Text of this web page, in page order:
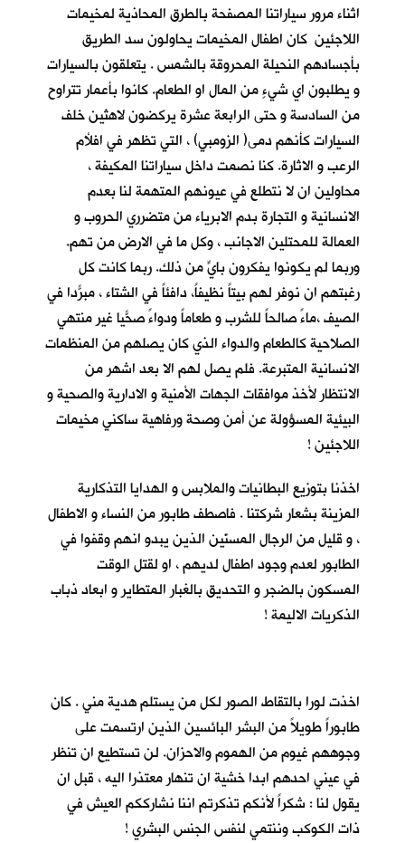
اثناء مرور سياراتنا المصفحة بالطرق المحاذية لمخيمات
اللاجئين كان اطفال المخيمات يحاولون سد الطريق
بأجسادهم النحيلة المحروقة بالشمس . يتعلقون بالسيارات
و يطلبون اي شيءٍ من المال او الطعام. كانوا بأعمار تتراوح
من السادسة و حتى الرابعة عشرة يركضون لاهثين خلف
السيارات كأنهم دمى( الزومبي) ، التي تظهر في افلأم
الرعب و الاثارة. كنا نصمت داخل سياراتنا المكيفة ،
محاولين ان لا نتطلع في عيونهم المتهمة لنا بعدم
الانسانية و التجارة بدم الابرياء من متضرري الحروب و
العمالة للمحتلين الاجانب ، وكل ما في الارض من تهم.
وربما لم يكونوا يفكرون بايٍّ من ذلك. ربما كانت كل
رغبتهم ان نوفر لهم بيتاً نظيفاً، دافئاً في الشتاء ، مبرّداً في
الصيف ،ماءً صالحاً للشرب و طعاماً ودواءً صحّياً غير منتهي
الصلاحية كالطعام والدواء الذي كان يصلهم من المنظمات
الانسانية المتبرعة. فلم يصل لهم الا بعد اشهر من
الانتظار لأخذ موافقات الجهات الأمنية و الادارية والصحية و
البيئية المسؤولة عن أمن وصحة ورفاهية ساكني مخيمات
اللاجئين !
اخذنا بتوزيع البطانيات والملابس و الهدايا التذكارية
المزينة بشعار شركتنا . فاصطف طابور من النساء و الاطفال
، و قليل من الرجال المسنّين الذين يبدو انهم وقفوا في
الطابور لعدم وجود اطفال لديهم ، او لقتل الوقت
المسكون بالضجر و التحديق بالغبار المتطاير و ابعاد ذباب
الذكريات الاليمة !
اخذت لورا بالتقاط الصور لكل من يستلم هدية مني . كان
طابوراً طويلاً من البشر البائسين الذين ارتسمت على
وجوههم غيوم من الهموم والاحزان. لن تستطيع ان تنظر
في عيني احدهم ابدا خشية ان تنهار معتذرا اليه ، قبل ان
يقول لنا : شكراً لأنكم تذكرتم اننا نشارككم العيش في
ذات الكوكب وننتمي لنفس الجنس البشري !